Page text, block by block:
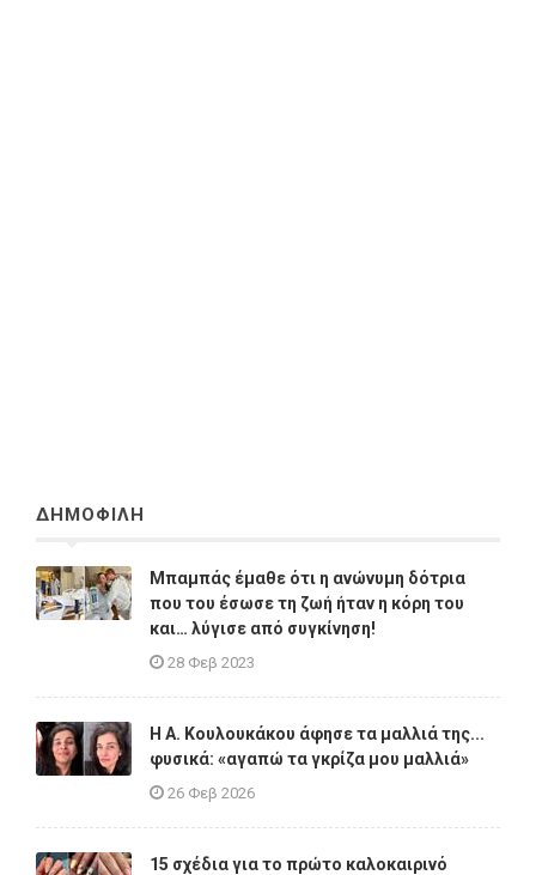
ΔΗΜΟΦΙΛΗ
Μπαμπάς έμαθε ότι η ανώνυμη δότρια
που του έσωσε τη ζωή ήταν η κόρη του
και… λύγισε από συγκίνηση!
28 Φεβ 2023
Η A. Κουλουκάκου άφησε τα μαλλιά της...
φυσικά: «αγαπώ τα γκρίζα μου μαλλιά»
26 Φεβ 2026
15 σχέδια για το πρώτο καλοκαιρινό